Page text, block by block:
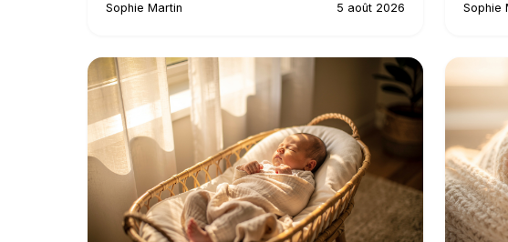
Sophie Martin 5 août 2026 Sophie